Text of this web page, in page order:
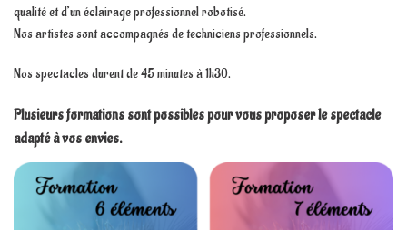
qualité et d’un éclairage professionnel robotisé.
Nos artistes sont accompagnés de techniciens professionnels.
Nos spectacles durent de 45 minutes à 1h30.
Plusieurs formations sont possibles pour vous proposer le spectacle
adapté à vos envies.